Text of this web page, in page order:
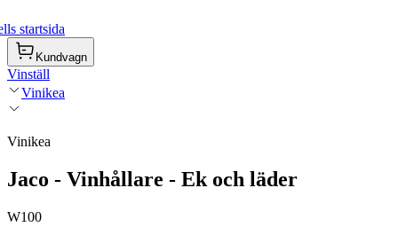
startsida
Kundvagn
Vinställ
Vinikea
Vinikea
Jaco - Vinhållare - Ek och läder
W100